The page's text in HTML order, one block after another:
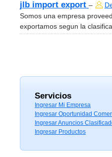
jlb import export –
Somos una empresa
exportamos segun la
Servicios
Ingresar Mi Empresa
Ingresar Oportunidad
Ingresar Anuncios
Ingresar Productos